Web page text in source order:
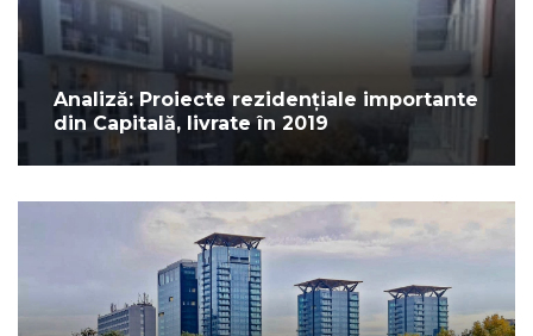
Analiză: Proiecte rezidențiale importante
din Capitală, livrate în 2019